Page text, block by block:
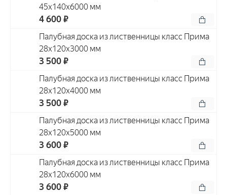
45x140x6000 мм
4 600 ₽
Палубная доска из лиственницы класс Прима
28x120x3000 мм
3 500 ₽
Палубная доска из лиственницы класс Прима
28x120x4000 мм
3 500 ₽
Палубная доска из лиственницы класс Прима
28x120x5000 мм
3 600 ₽
Палубная доска из лиственницы класс Прима
28x120x6000 мм
3 600 ₽